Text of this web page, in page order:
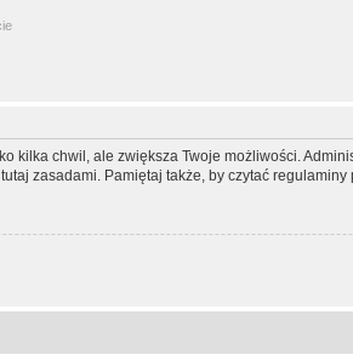
kilka chwil, ale zwiększa Twoje możliwości.
zasadami. Pamiętaj także, by czytać regulaminy